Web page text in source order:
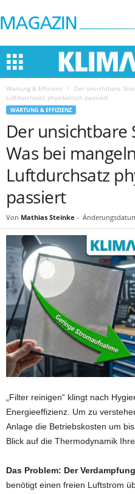
Wartung & Effizienz
Der unsichtbare
Luftdurchsatz physikalisch passiert
WARTUNG & EFFIZIENZ
Der unsichtbare
Was bei
Luftdurchsatz
passiert
Von Mathias Steinke -
„Filter reinigen“ klingt nach
Energieeffizienz. Um zu
Anlage die Betriebskosten um
Blick auf die Thermodynamik
Das Problem: Der
benötigt einen freien Luftstrom